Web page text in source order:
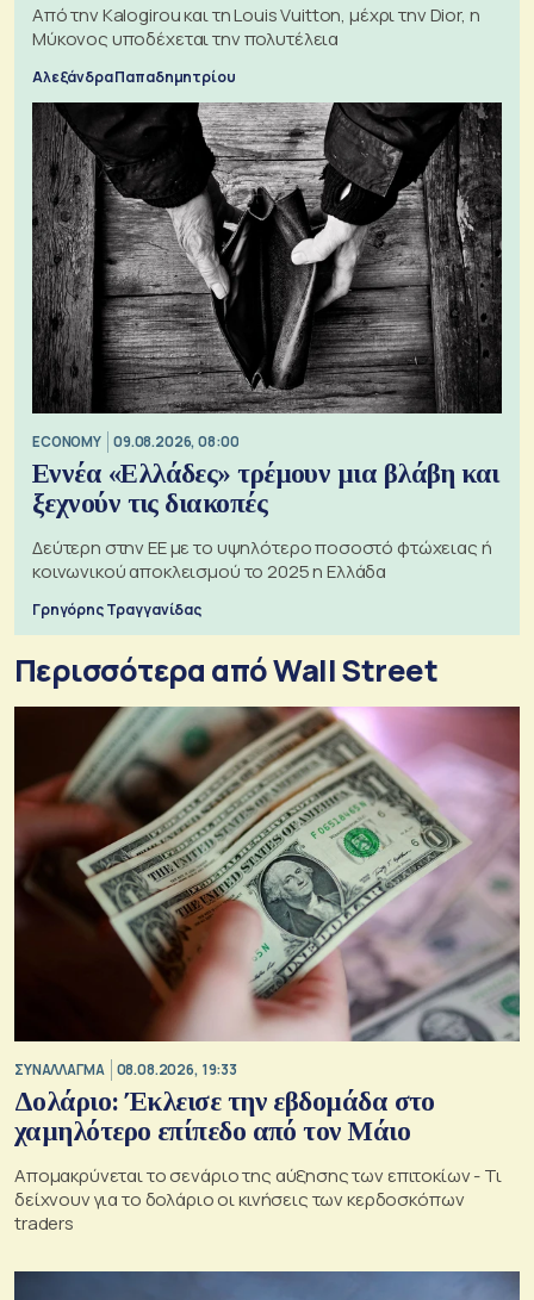
Από την Kalogirou και τη Louis Vuitton, μέχρι την Dior, η
Μύκονος υποδέχεται την πολυτέλεια
Αλεξάνδρα Παπαδημητρίου
ECONOMY 09.08.2026, 08:00
Εννέα «Ελλάδες» τρέμουν μια βλάβη και
ξεχνούν τις διακοπές
Δεύτερη στην ΕΕ με το υψηλότερο ποσοστό φτώχειας ή
κοινωνικού αποκλεισμού το 2025 η Ελλάδα
Γρηγόρης Τραγγανίδας
Περισσότερα από Wall Street
ΣΥΝΑΛΛΑΓΜΑ 08.08.2026, 19:33
Δολάριο: Έκλεισε την εβδομάδα στο
χαμηλότερο επίπεδο από τον Μάιο
Απομακρύνεται το σενάριο της αύξησης των επιτοκίων - Τι
δείχνουν για το δολάριο οι κινήσεις των κερδοσκόπων
traders